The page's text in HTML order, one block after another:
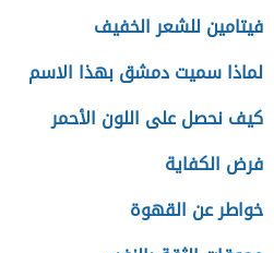
فيتامين للشعر الخفيف
لماذا سميت دمشق بهذا الاسم
كيف نحصل على اللون الأحمر
فرض الكفاية
خواطر عن القهوة